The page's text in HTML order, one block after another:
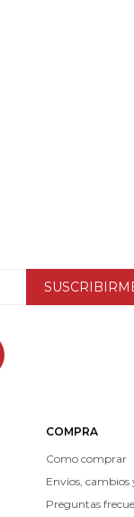
COMPRA
Como comprar
Envíos, cambios
Preguntas